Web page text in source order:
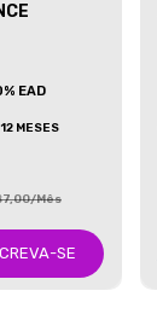
EAD
MESES
Mês
SE